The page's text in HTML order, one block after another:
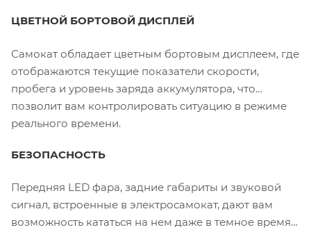
ЦВЕТНОЙ БОРТОВОЙ ДИСПЛЕЙ
Самокат обладает цветным бортовым дисплеем, где
отображаются текущие показатели скорости,
пробега и уровень заряда аккумулятора, что
позволит вам контролировать ситуацию в режиме
реального времени.
БЕЗОПАСНОСТЬ
Передняя LED фара, задние габариты и звуковой
сигнал, встроенные в электросамокат, дают вам
возможность кататься на нем даже в темное время